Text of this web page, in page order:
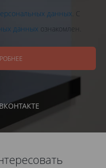
данных. С
данных ознакомлен.